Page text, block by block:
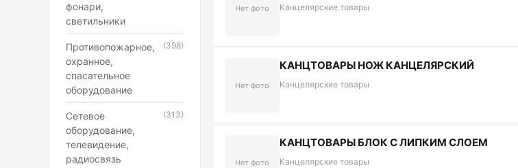
фонари,
светильники
Противопожарное,
охранное,
спасательное
оборудование
(398)
Сетевое
оборудование,
телевидение,
радиосвязь
(313)
Нет фото Канцелярские товары
Нет фото
КАНЦТОВАРЫ НОЖ КАНЦЕЛЯРСКИЙ
Канцелярские товары
Нет фото
КАНЦТОВАРЫ БЛОК С ЛИПКИМ СЛОЕМ
Канцелярские товары